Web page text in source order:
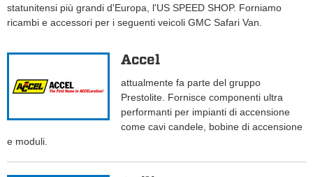
statunitensi più grandi d'Europa, l'US SPEED SHOP. Forniamo
ricambi e accessori per i seguenti veicoli GMC Safari Van.
Accel
attualmente fa parte del gruppo
Prestolite. Fornisce componenti ultra
performanti per impianti di accensione
come cavi candele, bobine di accensione
e moduli.